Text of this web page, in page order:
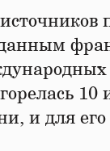
и для